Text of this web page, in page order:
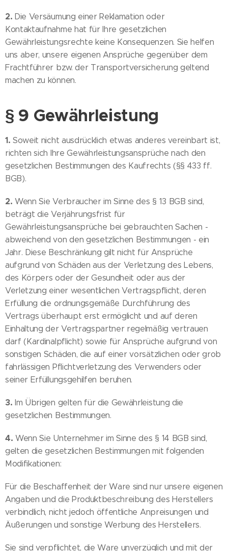
2. Die Versäumung einer Reklamation oder
Kontaktaufnahme hat für Ihre gesetzlichen
Gewährleistungsrechte keine Konsequenzen. Sie helfen
uns aber, unsere eigenen Ansprüche gegenüber dem
Frachtführer bzw. der Transportversicherung geltend
machen zu können.
§ 9 Gewährleistung
1. Soweit nicht ausdrücklich etwas anderes vereinbart ist,
richten sich Ihre Gewährleistungsansprüche nach den
gesetzlichen Bestimmungen des Kaufrechts (§§ 433 ff.
BGB).
2. Wenn Sie Verbraucher im Sinne des § 13 BGB sind,
beträgt die Verjährungsfrist für
Gewährleistungsansprüche bei gebrauchten Sachen -
abweichend von den gesetzlichen Bestimmungen - ein
Jahr. Diese Beschränkung gilt nicht für Ansprüche
aufgrund von Schäden aus der Verletzung des Lebens,
des Körpers oder der Gesundheit oder aus der
Verletzung einer wesentlichen Vertragspflicht, deren
Erfüllung die ordnungsgemäße Durchführung des
Vertrags überhaupt erst ermöglicht und auf deren
Einhaltung der Vertragspartner regelmäßig vertrauen
darf (Kardinalpflicht) sowie für Ansprüche aufgrund von
sonstigen Schäden, die auf einer vorsätzlichen oder grob
fahrlässigen Pflichtverletzung des Verwenders oder
seiner Erfüllungsgehilfen beruhen.
3. Im Übrigen gelten für die Gewährleistung die
gesetzlichen Bestimmungen.
4. Wenn Sie Unternehmer im Sinne des § 14 BGB sind,
gelten die gesetzlichen Bestimmungen mit folgenden
Modifikationen:
Für die Beschaffenheit der Ware sind nur unsere eigenen
Angaben und die Produktbeschreibung des Herstellers
verbindlich, nicht jedoch öffentliche Anpreisungen und
Äußerungen und sonstige Werbung des Herstellers.
Sie sind verpflichtet, die Ware unverzüglich und mit der